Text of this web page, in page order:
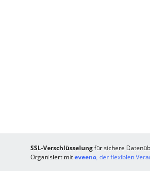
SSL-Verschlüsselungfür sichere
Organisiert miteveeno, der flexiblen